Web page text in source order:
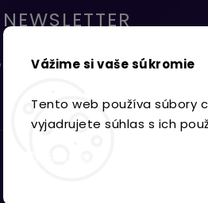
Vážime si vaše súkromie
Tento web používa súbory
vyjadrujete súhlas s ich
Vám budeme zasielať
e-shope.